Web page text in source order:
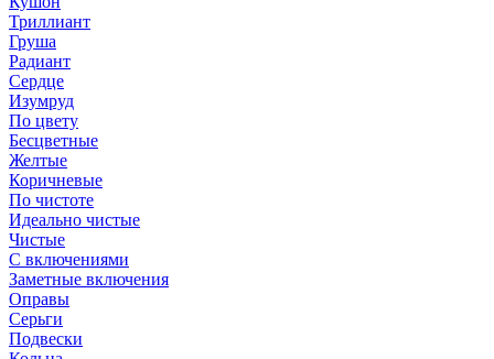
Триллиант
Груша
Радиант
Сердце
Изумруд
По цвету
Бесцветные
Желтые
Коричневые
По чистоте
Идеально чистые
Чистые
С включениями
Заметные включения
Оправы
Серьги
Подвески